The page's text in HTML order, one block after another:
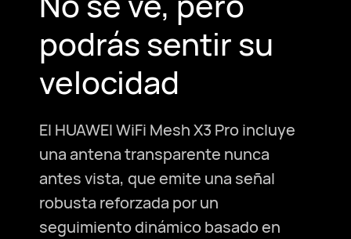
podrás sentir su
velocidad
El HUAWEI WiFi Mesh X3 Pro incluye
una antena transparente nunca
antes vista, que emite una señal
robusta reforzada por un
seguimiento dinámico basado en